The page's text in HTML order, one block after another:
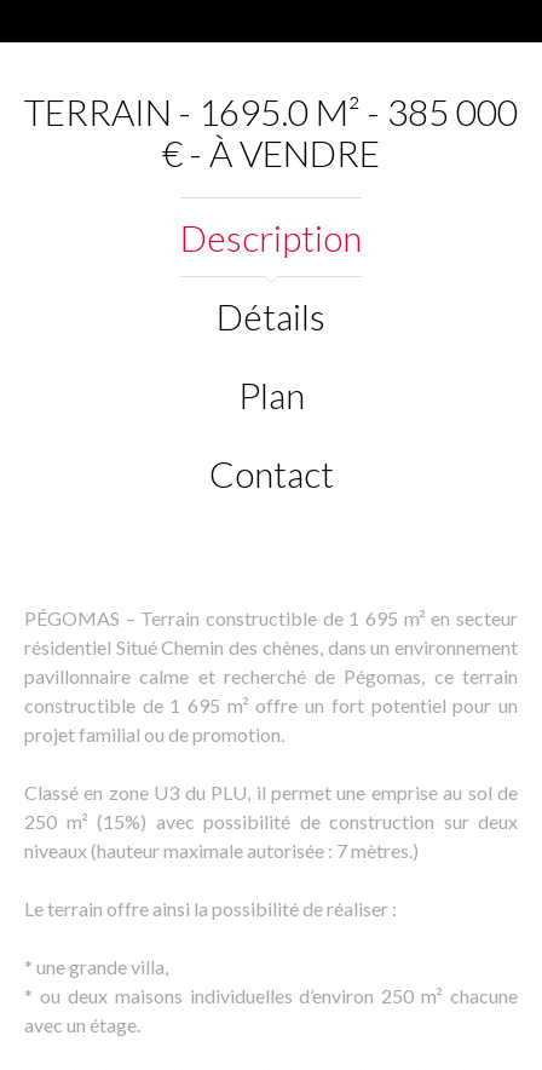
TERRAIN - 1695.0 M² - 385 000
€ - À VENDRE
Description
Détails
Plan
Contact
PÉGOMAS – Terrain constructible de 1 695 m² en secteur
résidentiel Situé Chemin des chènes, dans un environnement
pavillonnaire calme et recherché de Pégomas, ce terrain
constructible de 1 695 m² offre un fort potentiel pour un
projet familial ou de promotion.
Classé en zone U3 du PLU, il permet une emprise au sol de
250 m² (15%) avec possibilité de construction sur deux
niveaux (hauteur maximale autorisée : 7 mètres.)
Le terrain offre ainsi la possibilité de réaliser :
* une grande villa,
* ou deux maisons individuelles d’environ 250 m² chacune
avec un étage.